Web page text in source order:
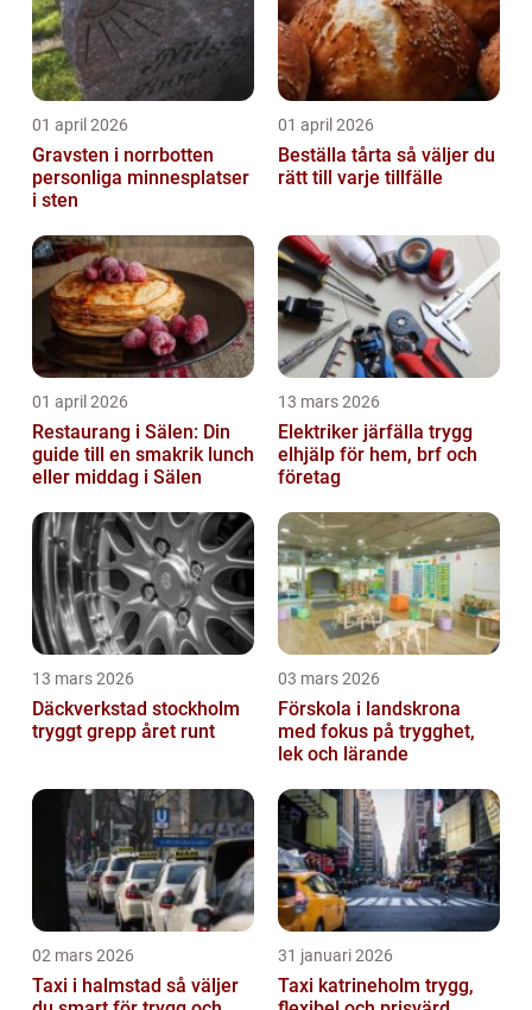
01 april 2026
Gravsten i norrbotten
personliga minnesplatser
i sten
01 april 2026
Beställa tårta så väljer du
rätt till varje tillfälle
01 april 2026
Restaurang i Sälen: Din
guide till en smakrik lunch
eller middag i Sälen
13 mars 2026
Elektriker järfälla trygg
elhjälp för hem, brf och
företag
13 mars 2026
Däckverkstad stockholm
tryggt grepp året runt
03 mars 2026
Förskola i landskrona
med fokus på trygghet,
lek och lärande
02 mars 2026
Taxi i halmstad så väljer
31 januari 2026
Taxi katrineholm trygg,